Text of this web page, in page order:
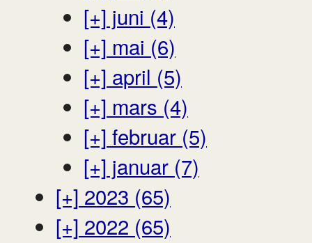
[+] juni (4)
[+] mai (6)
[+] april (5)
[+] mars (4)
[+] februar (5)
[+] januar (7)
[+] 2023 (65)
[+] 2022 (65)